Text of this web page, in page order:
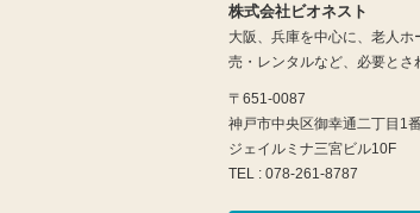
株式会社ビオネスト
大阪、兵庫を中心に、老人
売・レンタルなど、必要とさ
〒651-0087
神戸市中央区御幸通二丁目1
ジェイルミナ三宮ビル10F
TEL : 078-261-8787